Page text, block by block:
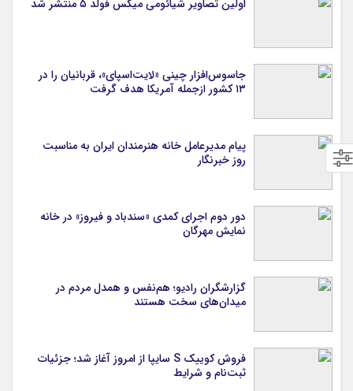
اولین تصاویر شیائومی میکس فولد ۵ منتشر شد
جاسوس‌افزار چینی «لایت‌اسپای»، قربانیان را در
۱۳ کشور ازجمله آمریکا هدف گرفت
پیام مدیرعامل خانه هنرمندان ایران به مناسبت
روز خبرنگار
دور دوم اجرای کمدی «سندباد و فیروز» در خانه
نمایش مهرگان
گزارشگران رادیو؛ هم‌نفس و همدل مردم در
میدان‌های سخت هستند
فروش کوییک S سایپا از امروز آغاز شد؛ جزئیات
ثبت‌نام و شرایط